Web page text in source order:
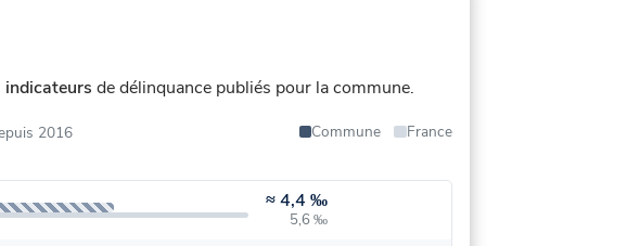
indicateurs de délinquance publiés pour la commune.
2016 Commune
France
≈4,4 ‰
5,6 ‰